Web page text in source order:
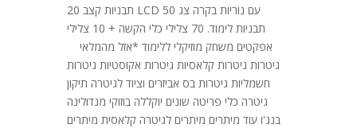
עם נוריות בקרה צג LCD 50 תבניות קצב 20
תבניות לימוד. 70 צלילי כלי הקשה + 10 צלילי
אפקטים משחק מוזיקלי ללימוד *אזל מהמלאי
גיטרות גיטרות קלאסיות גיטרות אקוסטיות גיטרות
חשמליות גיטרות בס אביזרים וציוד לגיטרה תיקון
גיטרה כלי פריטה שונים יוקללה בוזוקי מנדולינה
בנג'ו עוד מיתרים מיתרים לגיטרה קלאסית מיתרים